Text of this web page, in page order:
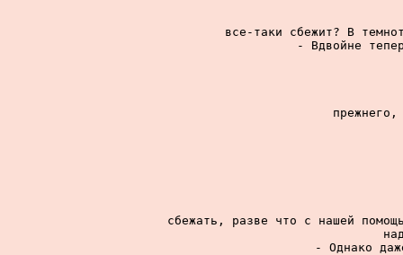
все-таки сбежит? В
- Вдвойне
сбежать, разве что с нашей
- Однако